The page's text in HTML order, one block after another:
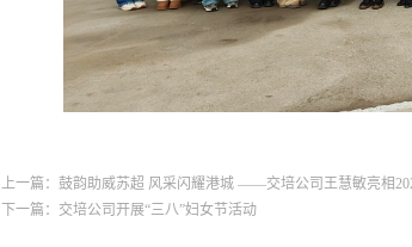
上一篇：鼓韵助威苏超 风采闪耀港城 ——交培公司王慧敏亮相
下一篇：交培公司开展“三八”妇女节活动